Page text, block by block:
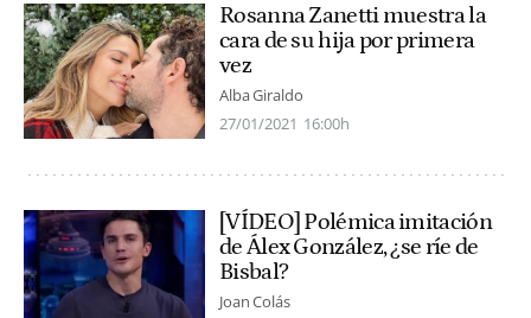
Rosanna Zanetti muestra la
cara de su hija por primera
vez
Alba Giraldo
27/01/2021 16:00h
[VÍDEO] Polémica imitación
de Álex González, ¿se ríe de
Bisbal?
Joan Colás